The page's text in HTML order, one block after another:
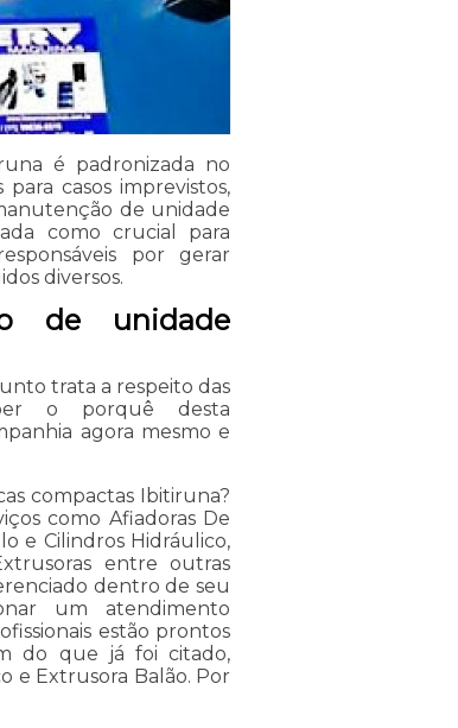
é padronizada no
casos imprevistos,
de unidade
como crucial para
por gerar
diversos.
de unidade
trata a respeito das
o porquê desta
agora mesmo e
compactas Ibitiruna?
como Afiadoras De
e Cilindros Hidráulico,
entre outras
dentro de seu
um atendimento
estão prontos
do que já foi citado,
e Extrusora Balão. Por